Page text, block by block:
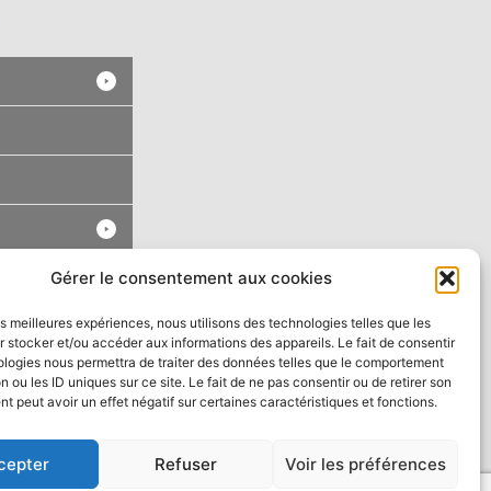
Gérer le consentement aux cookies
meilleures expériences, nous utilisons des technologies telles que les
stocker et/ou accéder aux informations des appareils. Le fait de consentir
nous permettra de traiter des données telles que le comportement
ou les ID uniques sur ce site. Le fait de ne pas consentir ou de retirer son
peut avoir un effet négatif sur certaines caractéristiques et fonctions.
Refuser Voir les préférences